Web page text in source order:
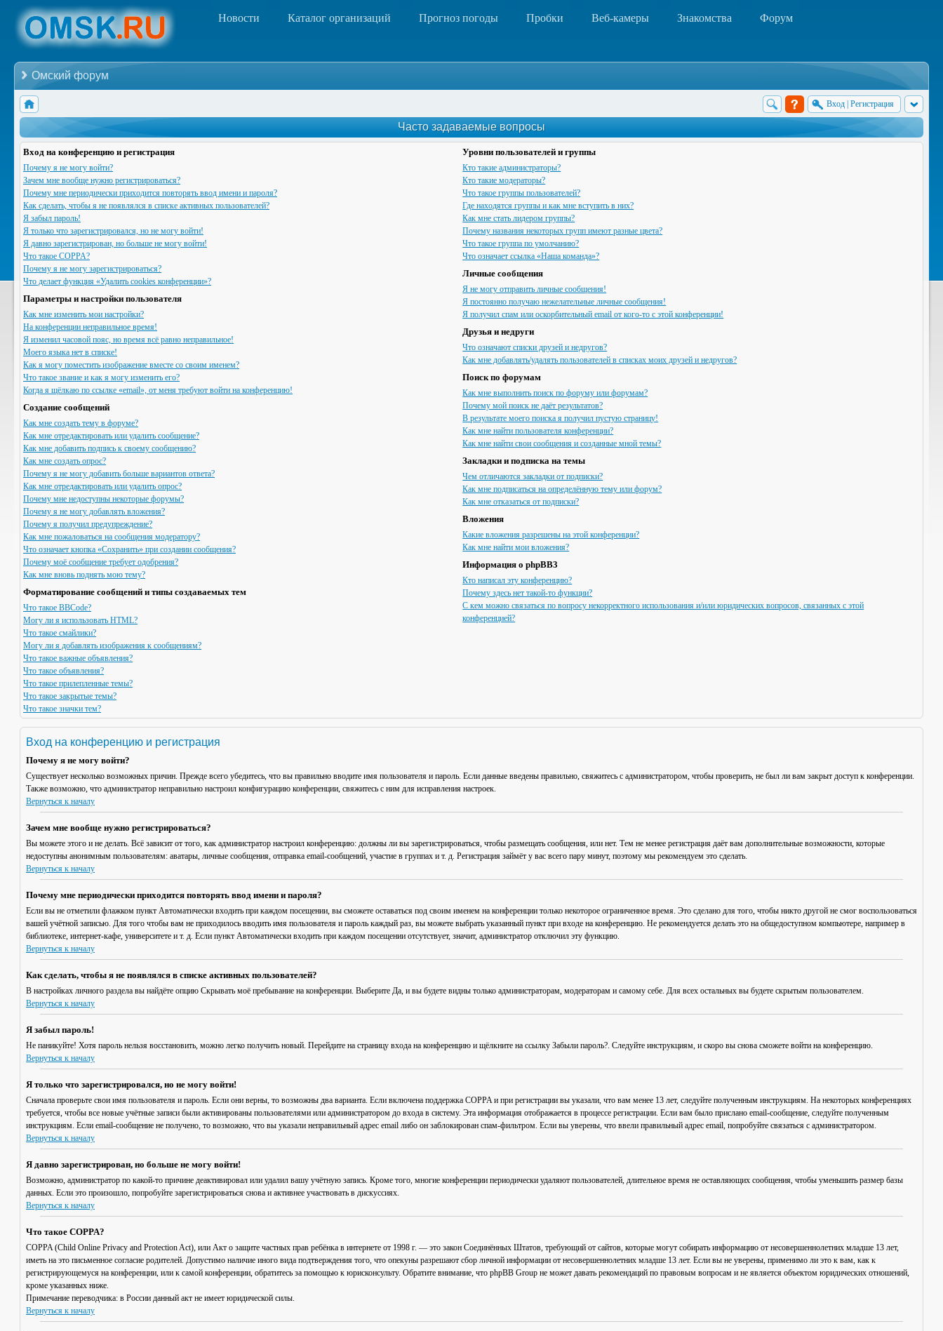
Новости Каталог организаций Прогноз погоды Пробки Веб-камеры Знакомства Форум
Омский форум
Вход Регистрация
Часто задаваемые вопросы
Вход на конференцию и регистрация
Почему я не могу войти?
Зачем мне вообще нужно регистрироваться?
Почему мне периодически приходится повторять ввод имени и пароля?
Как сделать, чтобы я не появлялся в списке активных пользователей?
Я забыл пароль!
Я только что зарегистрировался, но не могу войти!
Я давно зарегистрирован, но больше не могу войти!
Что такое COPPA?
Почему я не могу зарегистрироваться?
Что делает функция «Удалить cookies конференции»?
Параметры и настройки пользователя
Как мне изменить мои настройки?
На конференции неправильное время!
Я изменил часовой пояс, но время всё равно неправильное!
Моего языка нет в списке!
Как я могу поместить изображение вместе со своим именем?
Что такое звание и как я могу изменить его?
Когда я щёлкаю по ссылке «email», от меня требуют войти на конференцию!
Создание сообщений
Как мне создать тему в форуме?
Как мне отредактировать или удалить сообщение?
Как мне добавить подпись к своему сообщению?
Как мне создать опрос?
Почему я не могу добавить больше вариантов ответа?
Как мне отредактировать или удалить опрос?
Почему мне недоступны некоторые форумы?
Почему я не могу добавлять вложения?
Почему я получил предупреждение?
Как мне пожаловаться на сообщения модератору?
Что означает кнопка «Сохранить» при создании сообщения?
Почему моё сообщение требует одобрения?
Как мне вновь поднять мою тему?
Форматирование сообщений и типы создаваемых тем
Что такое BBCode?
Могу ли я использовать HTML?
Что такое смайлики?
Могу ли я добавлять изображения к сообщениям?
Что такое важные объявления?
Что такое объявления?
Что такое прилепленные темы?
Что такое закрытые темы?
Что такое значки тем?
Уровни пользователей и группы
Кто такие администраторы?
Кто такие модераторы?
Что такое группы пользователей?
Где находятся группы и как мне вступить в них?
Как мне стать лидером группы?
Почему названия некоторых групп имеют разные цвета?
Что такое группа по умолчанию?
Что означает ссылка «Наша команда»?
Личные сообщения
Я не могу отправить личные сообщения!
Я постоянно получаю нежелательные личные сообщения!
Я получил спам или оскорбительный email от кого-то с этой конференции!
Друзья и недруги
Что означают списки друзей и недругов?
Как мне добавлять/удалять пользователей в списках моих друзей и недругов?
Поиск по форумам
Как мне выполнить поиск по форуму или форумам?
Почему мой поиск не даёт результатов?
В результате моего поиска я получил пустую страницу!
Как мне найти пользователя конференции?
Как мне найти свои сообщения и созданные мной темы?
Закладки и подписка на темы
Чем отличаются закладки от подписки?
Как мне подписаться на определённую тему или форум?
Как мне отказаться от подписки?
Вложения
Какие вложения разрешены на этой конференции?
Как мне найти мои вложения?
Информация о phpBB3
Кто написал эту конференцию?
Почему здесь нет такой-то функции?
С кем можно связаться по вопросу некорректного использования и/или юридических вопросов, связанных с этой
конференцией?
Вход на конференцию и регистрация
Почему я не могу войти?
Существует несколько возможных причин. Прежде всего убедитесь, что вы правильно вводите имя пользователя и пароль. Если данные введены правильно, свяжитесь с администратором, чтобы проверить, не был ли вам закрыт доступ к конференции.
Также возможно, что администратор неправильно настроил конфигурацию конференции, свяжитесь с ним для исправления настроек.
Вернуться к началу
Зачем мне вообще нужно регистрироваться?
Вы можете этого и не делать. Всё зависит от того, как администратор настроил конференцию: должны ли вы зарегистрироваться, чтобы размещать сообщения, или нет. Тем не менее регистрация даёт вам дополнительные возможности, которые
недоступны анонимным пользователям: аватары, личные сообщения, отправка email-сообщений, участие в группах и т. д. Регистрация займёт у вас всего пару минут, поэтому мы рекомендуем это сделать.
Вернуться к началу
Почему мне периодически приходится повторять ввод имени и пароля?
Если вы не отметили флажком пункт Автоматически входить при каждом посещении, вы сможете оставаться под своим именем на конференции только некоторое ограниченное время. Это сделано для того, чтобы никто другой не смог воспользоваться
вашей учётной записью. Для того чтобы вам не приходилось вводить имя пользователя и пароль каждый раз, вы можете выбрать указанный пункт при входе на конференцию. Не рекомендуется делать это на общедоступном компьютере, например в
библиотеке, интернет-кафе, университете и т. д. Если пункт Автоматически входить при каждом посещении отсутствует, значит, администратор отключил эту функцию.
Вернуться к началу
Как сделать, чтобы я не появлялся в списке активных пользователей?
В настройках личного раздела вы найдёте опцию Скрывать моё пребывание на конференции. Выберите Да, и вы будете видны только администраторам, модераторам и самому себе. Для всех остальных вы будете скрытым пользователем.
Вернуться к началу
Я забыл пароль!
Не паникуйте! Хотя пароль нельзя восстановить, можно легко получить новый. Перейдите на страницу входа на конференцию и щёлкните на ссылку Забыли пароль?. Следуйте инструкциям, и скоро вы снова сможете войти на конференцию.
Вернуться к началу
Я только что зарегистрировался, но не могу войти!
Сначала проверьте свои имя пользователя и пароль. Если они верны, то возможны два варианта. Если включена поддержка COPPA и при регистрации вы указали, что вам менее 13 лет, следуйте полученным инструкциям. На некоторых конференциях
требуется, чтобы все новые учётные записи были активированы пользователями или администратором до входа в систему. Эта информация отображается в процессе регистрации. Если вам было прислано email-сообщение, следуйте полученным
инструкциям. Если email-сообщение не получено, то возможно, что вы указали неправильный адрес email либо он заблокирован спам-фильтром. Если вы уверены, что ввели правильный адрес email, попробуйте связаться с администратором.
Вернуться к началу
Я давно зарегистрирован, но больше не могу войти!
Возможно, администратор по какой-то причине деактивировал или удалил вашу учётную запись. Кроме того, многие конференции периодически удаляют пользователей, длительное время не оставляющих сообщения, чтобы уменьшить размер базы
данных. Если это произошло, попробуйте зарегистрироваться снова и активнее участвовать в дискуссиях.
Вернуться к началу
Что такое COPPA?
COPPA (Child Online Privacy and Protection Act), или Акт о защите частных прав ребёнка в интернете от 1998 г. — это закон Соединённых Штатов, требующий от сайтов, которые могут собирать информацию от несовершеннолетних младше 13 лет,
иметь на это письменное согласие родителей. Допустимо наличие иного вида подтверждения того, что опекуны разрешают сбор личной информации от несовершеннолетних младше 13 лет. Если вы не уверены, применимо ли это к вам, как к
регистрирующемуся на конференции, или к самой конференции, обратитесь за помощью к юрисконсульту. Обратите внимание, что phpBB Group не может давать рекомендаций по правовым вопросам и не является объектом юридических отношений,
кроме указанных ниже.
Примечание переводчика: в России данный акт не имеет юридической силы.
Вернуться к началу